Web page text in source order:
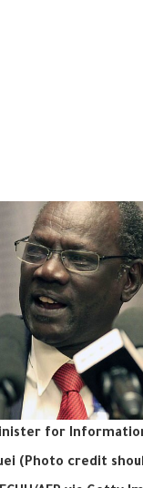
for
(Photo credit